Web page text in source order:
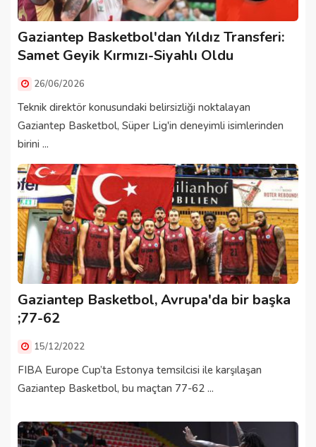
Gaziantep Basketbol'dan Yıldız Transferi:
Samet Geyik Kırmızı-Siyahlı Oldu
26/06/2026
Teknik direktör konusundaki belirsizliği noktalayan
Gaziantep Basketbol, Süper Lig'in deneyimli isimlerinden
birini ...
Gaziantep Basketbol, Avrupa'da bir başka
;77-62
15/12/2022
FIBA Europe Cup’ta Estonya temsilcisi ile karşılaşan
Gaziantep Basketbol, bu maçtan 77-62 ...